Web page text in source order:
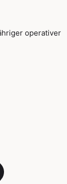
operativer